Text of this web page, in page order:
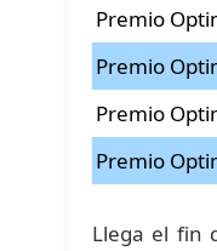
Premio
Premio
Premio
Premio
Llega el fin